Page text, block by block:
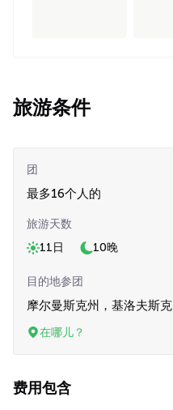
旅游条件
团
最多16个人的
旅游天数
11日
10晚
目的地参团
摩尔曼斯克州，基洛夫斯克
在哪儿？
费用包含